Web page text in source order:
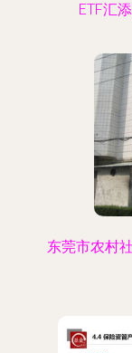
ETF汇
东莞市农村